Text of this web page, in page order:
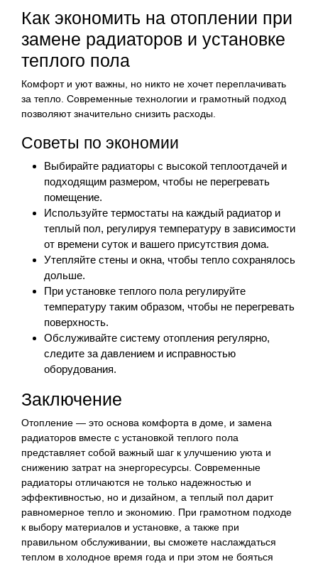
Как экономить на отоплении при
замене радиаторов и установке
теплого пола
Комфорт и уют важны, но никто не хочет переплачивать
за тепло. Современные технологии и грамотный подход
позволяют значительно снизить расходы.
Советы по экономии
Выбирайте радиаторы с высокой теплоотдачей и
подходящим размером, чтобы не перегревать
помещение.
Используйте термостаты на каждый радиатор и
теплый пол, регулируя температуру в зависимости
от времени суток и вашего присутствия дома.
Утепляйте стены и окна, чтобы тепло сохранялось
дольше.
При установке теплого пола регулируйте
температуру таким образом, чтобы не перегревать
поверхность.
Обслуживайте систему отопления регулярно,
следите за давлением и исправностью
оборудования.
Заключение
Отопление — это основа комфорта в доме, и замена
радиаторов вместе с установкой теплого пола
представляет собой важный шаг к улучшению уюта и
снижению затрат на энергоресурсы. Современные
радиаторы отличаются не только надежностью и
эффективностью, но и дизайном, а теплый пол дарит
равномерное тепло и экономию. При грамотном подходе
к выбору материалов и установке, а также при
правильном обслуживании, вы сможете наслаждаться
теплом в холодное время года и при этом не бояться